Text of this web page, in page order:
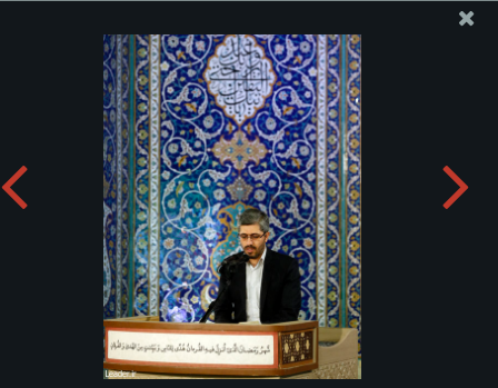
پایگاه اطلاع رسانی دفتر مقام معظم رهبری
ارسال نامه
وجوهات
مراسم انس با قرآن در اولین روز از ماه مبارک رمضان
دریافت آلبوم: zip